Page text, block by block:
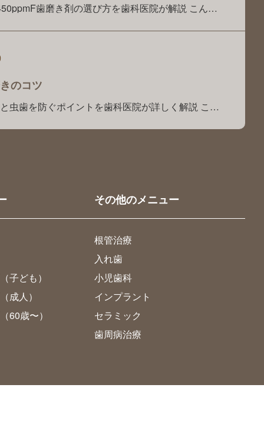
歯磨き剤の選び方を歯科医院が解説 こんに
リー歯科です。 「フッ素塗布は本当に虫歯予防に
を使った方がいいのでしょうか？」 「歯磨き剤の
くいた …
のコツ
虫歯を防ぐポイントを歯科医院が詳しく解説 こん
ミリー歯科です。 「毎日仕上げ磨きをしているけ
子ども）
成人）
60歳〜）
その他のメニュー
根管治療
入れ歯
小児歯科
インプラント
セラミック
歯周病治療